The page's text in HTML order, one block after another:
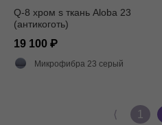
Q-8 хром s ткань Aloba 23
(антикоготь)
19 100
Микрофибра 23 серый
⟨ 1